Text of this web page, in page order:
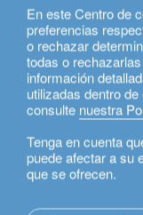
En este Centro de
preferencias
o rechazar
todas o
información
utilizadas dentro
consulte nuestra
Tenga en cuenta
puede afectar a su
que se ofrecen.
Español
acerca de